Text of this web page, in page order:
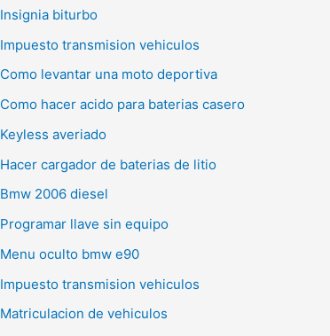
Insignia biturbo
Impuesto transmision vehiculos
Como levantar una moto deportiva
Como hacer acido para baterias casero
Keyless averiado
Hacer cargador de baterias de litio
Bmw 2006 diesel
Programar llave sin equipo
Menu oculto bmw e90
Impuesto transmision vehiculos
Matriculacion de vehiculos